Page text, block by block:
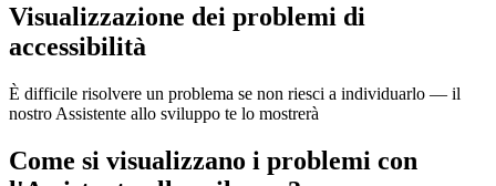
Visualizzazione dei problemi di
accessibilità
È difficile risolvere un problema se non riesci a individuarlo — il
nostro Assistente allo sviluppo te lo mostrerà
Come si visualizzano i problemi con